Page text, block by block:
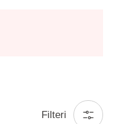
Filteri